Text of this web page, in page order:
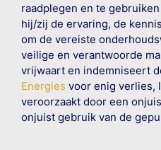
raadplegen en te
hij/zij de ervaring, de
om de vereiste
veilige en verantwoorde
vrijwaart en indemniseert
Energies voor enig verlies,
veroorzaakt door een
onjuist gebruik van de